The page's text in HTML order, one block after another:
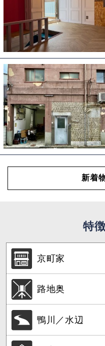
新着
特
京町家
路地奥
鴨川／水辺